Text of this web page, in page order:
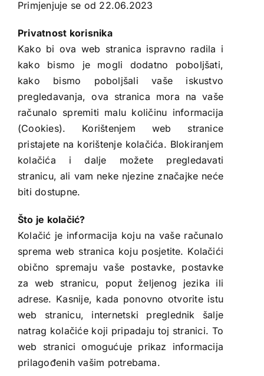
Kontakt
Primjenjuje se od 22.06.2023
Privatnost korisnika
Kako bi ova web stranica ispravno radila i
kako bismo je mogli dodatno poboljšati,
kako bismo poboljšali vaše iskustvo
pregledavanja, ova stranica mora na vaše
računalo spremiti malu količinu informacija
(Cookies). Korištenjem web stranice
pristajete na korištenje kolačića. Blokiranjem
kolačića i dalje možete pregledavati
stranicu, ali vam neke njezine značajke neće
biti dostupne.
Što je kolačić?
Kolačić je informacija koju na vaše računalo
sprema web stranica koju posjetite. Kolačići
obično spremaju vaše postavke, postavke
za web stranicu, poput željenog jezika ili
adrese. Kasnije, kada ponovno otvorite istu
web stranicu, internetski preglednik šalje
natrag kolačiće koji pripadaju toj stranici. To
web stranici omogućuje prikaz informacija
prilagođenih vašim potrebama.